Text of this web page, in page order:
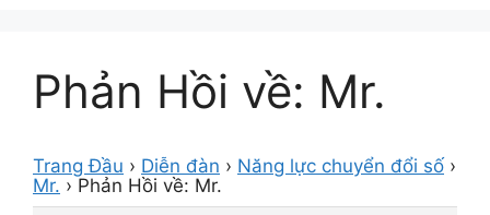
Phản Hồi về: Mr.
Trang Đầu › Diễn đàn › Năng lực chuyển đổi số ›
Mr. › Phản Hồi về: Mr.